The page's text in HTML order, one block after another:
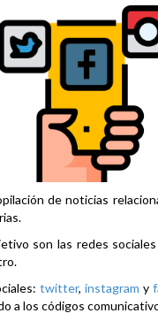
de noticias
son las redes
twitter, instagram y
a los códigos